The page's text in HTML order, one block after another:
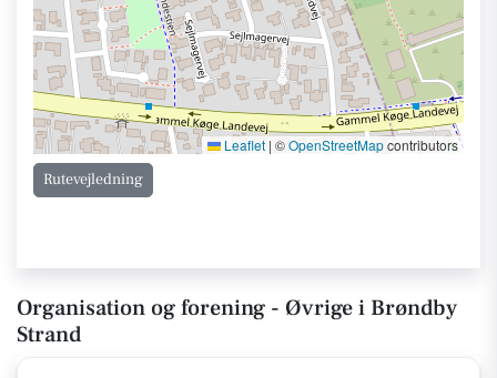
Leaflet | ©OpenStreetMapcontributors
Rutevejledning
Organisation og forening - Øvrige i Brøndby
Strand